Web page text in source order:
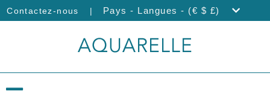
Contactez-nous | Pays - Langues - (€ $ £)